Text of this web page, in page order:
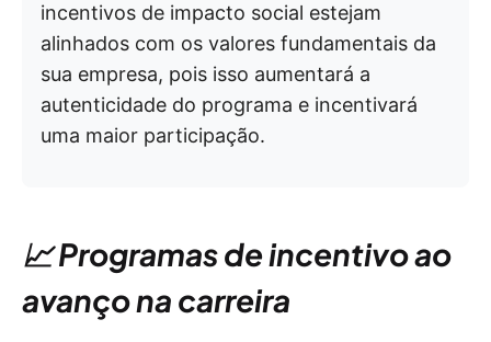
incentivos de impacto social estejam
alinhados com os valores fundamentais da
sua empresa, pois isso aumentará a
autenticidade do programa e incentivará
uma maior participação.
📈 Programas de incentivo ao
avanço na carreira